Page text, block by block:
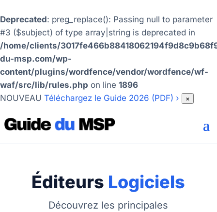
Deprecated: preg_replace(): Passing null to parameter
#3 ($subject) of type array|string is deprecated in
/home/clients/
du-msp.com/wp-
content/plugins/wordfence/vendor/wordfence/wf-
waf/src/lib/rules.php on line 1896
NOUVEAU Téléchargez le Guide 2026 (PDF) › ×
Éditeurs Logiciels
Découvrez les principales